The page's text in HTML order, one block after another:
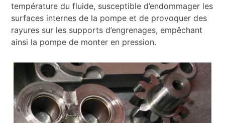
température du fluide, susceptible d’endommager les
surfaces internes de la pompe et de provoquer des
rayures sur les supports d’engrenages, empêchant
ainsi la pompe de monter en pression.